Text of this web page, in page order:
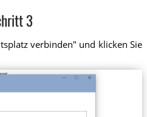
3
verbinden" und klicken Sie